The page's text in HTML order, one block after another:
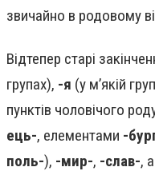
звичайно в родовому
Відтепер старі
групах), -я (у м’якій
пунктів чоловічого
ець-, елементами -
поль-), -мир-, -слав-,